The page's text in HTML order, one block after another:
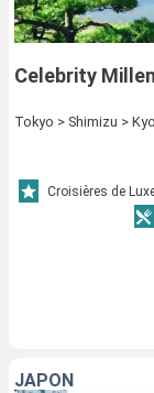
Celebrity
Tokyo > Shimizu >
Croisières de
JAPON